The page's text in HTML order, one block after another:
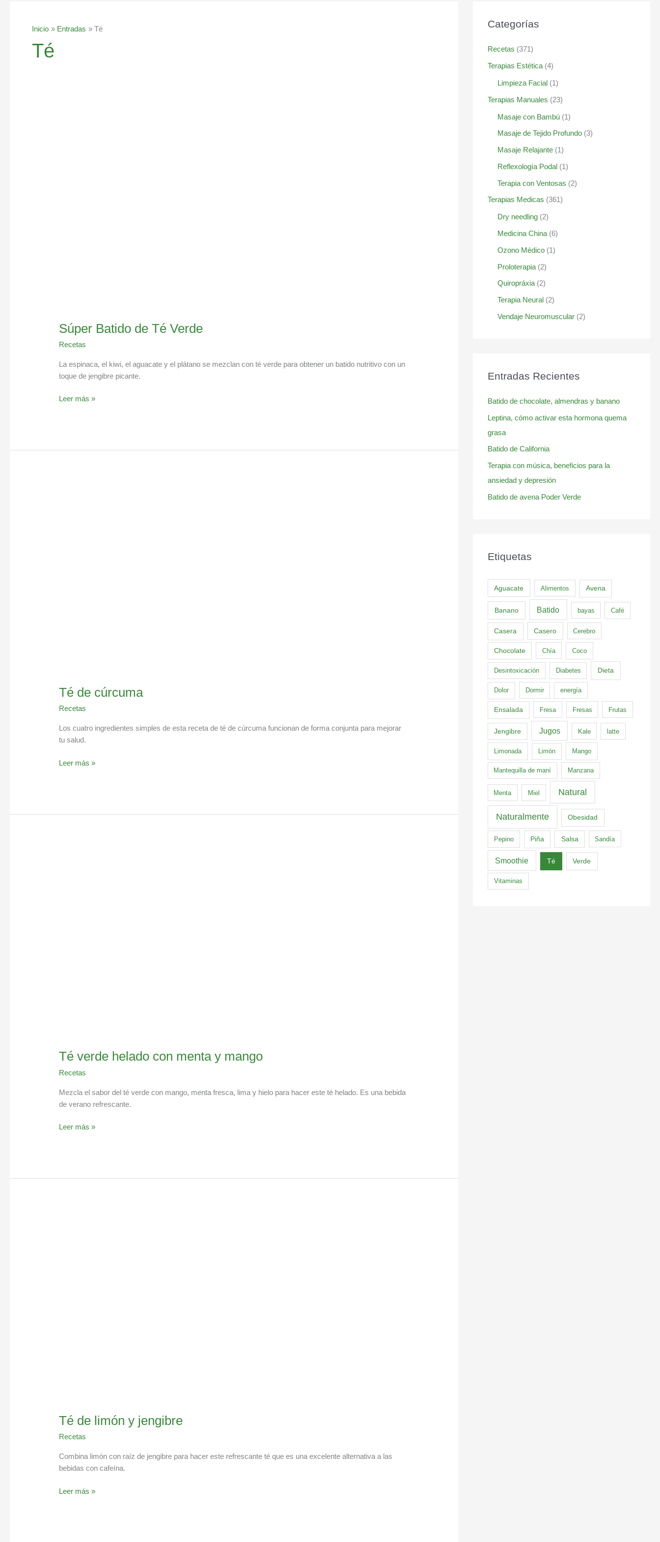
Inicio Entradas Té
Té
Súper Batido de Té Verde
Recetas
La espinaca, el kiwi, el aguacate y el plátano se mezclan con té verde para obtener un batido nutritivo con un
toque de jengibre picante.
Leer más »
Té de cúrcuma
Recetas
Los cuatro ingredientes simples de esta receta de té de cúrcuma funcionan de forma conjunta para mejorar
tu salud.
Leer más »
Té verde helado con menta y mango
Recetas
Mezcla el sabor del té verde con mango, menta fresca, lima y hielo para hacer este té helado. Es una bebida
de verano refrescante.
Leer más »
Té de limón y jengibre
Recetas
Combina limón con raíz de jengibre para hacer este refrescante té que es una excelente alternativa a las
bebidas con cafeína.
Leer más »
Categorías
Recetas (371)
Terapias Estética(4)
Limpieza Facial(1)
Terapias Manuales (23)
Masaje con Bambú(1)
Masaje de Tejido Profundo(3)
Masaje Relajante(1)
Reflexología Podal(1)
Terapia con Ventosas (2)
Terapias Medicas (361)
Dry needling(2)
Medicina China(6)
Ozono Médico(1)
Proloterapia(2)
Quiropráxia(2)
Terapia Neural(2)
Vendaje Neuromuscular(2)
Entradas Recientes
Batido de chocolate, almendras y banano
Leptina, cómo activar esta hormona quema
grasa
Batido de California
Terapia con música, beneficios para la
ansiedad y depresión
Batido de avena Poder Verde
Etiquetas
Aguacate Alimentos Avena
Banano Batido bayas Café
Casera Casero Cerebro
Chocolate Chía Coco
Desintoxicación Diabetes Dieta
Dolor Dormir energía
Ensalada Fresa Fresas Frutas
Jengibre Jugos Kale latte
Limonada Limón Mango
Mantequilla de maní Manzana
Menta Miel Natural
Naturalmente Obesidad
Pepino Piña Salsa Sandía
Smoothie Té Verde
Vitaminas